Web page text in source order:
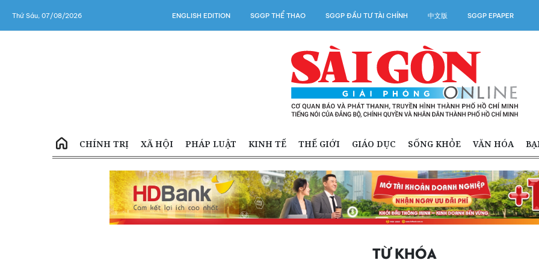
Thứ Sáu, 07/08/2026 ENGLISH EDITION SGGP THỂ THAO SGGP ĐẦU TƯ TÀI CHÍNH 中文版 SGGP EPAPER
CHÍNH TRỊ XÃ HỘI PHÁP LUẬT KINH TẾ THẾ GIỚI GIÁO DỤC SỐNG KHỎE VĂN HÓA
TỪ KHÓA